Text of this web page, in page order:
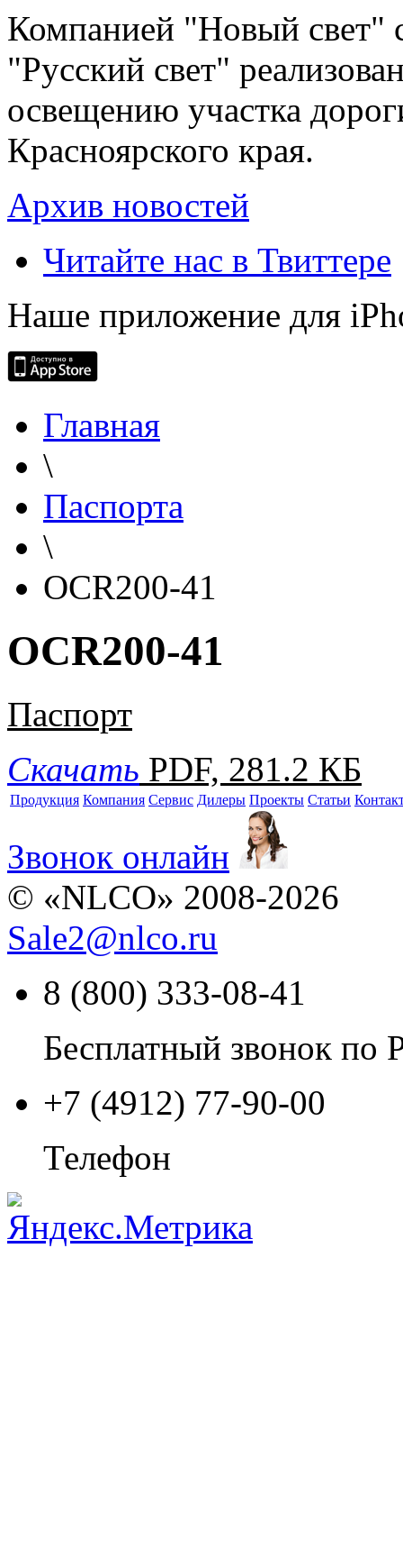
Компанией "Новый свет"
"Русский свет"
освещению участка
Красноярского края.
Архив новостей
Читайте нас в Твиттере
Наше приложение для
Главная
\
Паспорта
\
OCR200-41
OCR200-41
Паспорт
Скачать PDF, 281.2 КБ
Продукция Компания Сервис Дилеры Проекты Статьи
Звонок онлайн
© «NLCO» 2008-2026
Sale2@nlco.ru
8 (800) 333-08-41
Бесплатный звонок по
+7 (4912) 77-90-00
Телефон